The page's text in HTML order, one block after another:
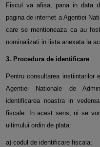
Fiscul va afisa, pana in data
pagina de internet a Agentiei
care se mentioneaza ca au
nominalizati in lista anexata la
3. Procedura de identificare
Pentru consultarea
Agentiei Nationale de
identificarea noastra in
fiscale. In acest sens, ni se
ultimului ordin de plata:
a) codul de identificare fiscala;